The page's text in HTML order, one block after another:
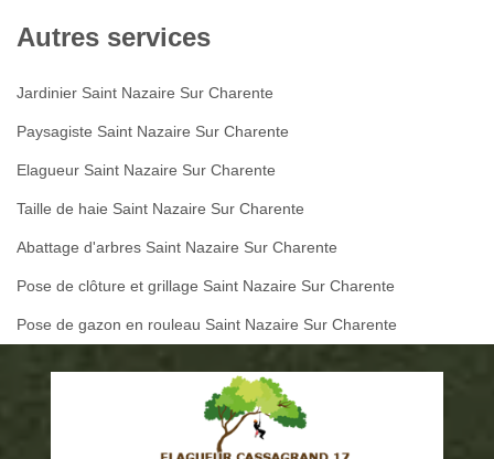
Autres services
Jardinier Saint Nazaire Sur Charente
Paysagiste Saint Nazaire Sur Charente
Elagueur Saint Nazaire Sur Charente
Taille de haie Saint Nazaire Sur Charente
Abattage d'arbres Saint Nazaire Sur Charente
Pose de clôture et grillage Saint Nazaire Sur Charente
Pose de gazon en rouleau Saint Nazaire Sur Charente